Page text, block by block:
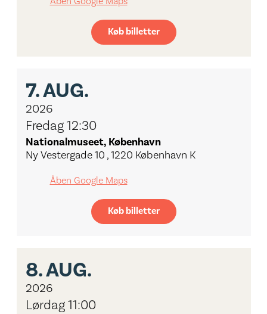
Køb billetter
7.AUG.
2026
Fredag 12:30
Nationalmuseet, København
Ny Vestergade 10 , 1220 København K
Åben Google Maps
Køb billetter
8.AUG.
2026
Lørdag 11:00